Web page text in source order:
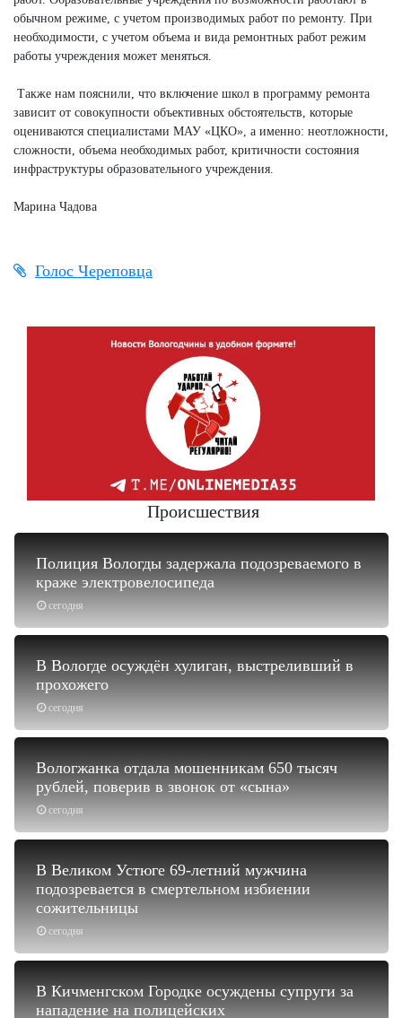
обычном режиме, с учетом производимых работ по ремонту. При
необходимости, с учетом объема и вида ремонтных работ режим
работы учреждения может меняться.
Также нам пояснили, что включение школ в программу ремонта
зависит от совокупности объективных обстоятельств, которые
оцениваются специалистами МАУ «ЦКО», а именно: неотложности,
сложности, объема необходимых работ, критичности состояния
инфраструктуры образовательного учреждения.
Марина Чадова
Голос Череповца
Происшествия
сегодня
Полиция Вологды задержала подозреваемого в
краже электровелосипеда
сегодня
В Вологде осуждён хулиган, выстреливший в
прохожего
сегодня
Вологжанка отдала мошенникам 650 тысяч
рублей, поверив в звонок от «сына»
сегодня
В Великом Устюге 69-летний мужчина
подозревается в смертельном избиении
сожительницы
В Кичменгском Городке осуждены супруги за
нападение на полицейских